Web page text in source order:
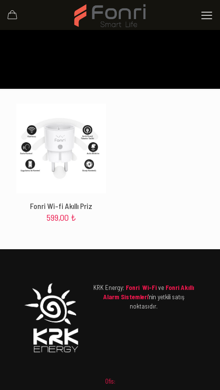
Fonri Wi-fi Akıllı Priz
599,00 ₺
KRK Energy; Fonri Wi-Five Fonri Akıllı
Alarm Sistemleri'nin yetkili satış
noktasıdır.
Ofis: